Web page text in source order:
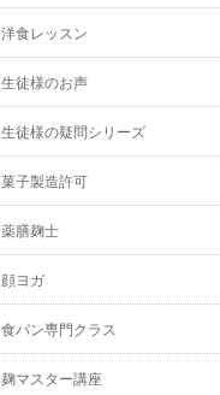
洋食レッスン
生徒様のお声
生徒様の疑問シリーズ
菓子製造許可
薬膳麹士
顔ヨガ
食パン専門クラス
麹マスター講座